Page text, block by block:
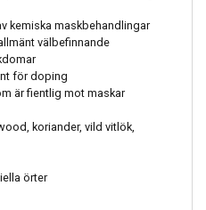
kemiska maskbehandlingar
välbefinnande
för doping
är fientlig mot maskar
koriander, vild vitlök,
örter